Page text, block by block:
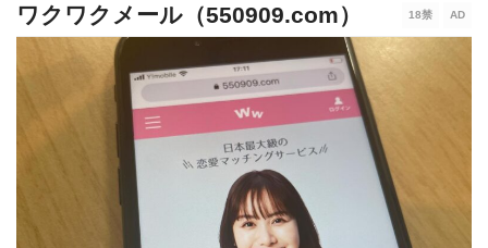
ワクワクメール（550909.com）